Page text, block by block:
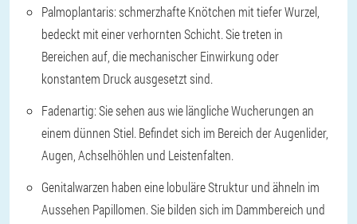
Palmoplantaris: schmerzhafte Knötchen mit tiefer Wurzel,
bedeckt mit einer verhornten Schicht. Sie treten in
Bereichen auf, die mechanischer Einwirkung oder
konstantem Druck ausgesetzt sind.
Fadenartig: Sie sehen aus wie längliche Wucherungen an
einem dünnen Stiel. Befindet sich im Bereich der Augenlider,
Augen, Achselhöhlen und Leistenfalten.
Genitalwarzen haben eine lobuläre Struktur und ähneln im
Aussehen Papillomen. Sie bilden sich im Dammbereich und